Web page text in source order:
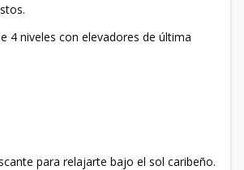
4 niveles con elevadores de última
para relajarte bajo el sol caribeño.